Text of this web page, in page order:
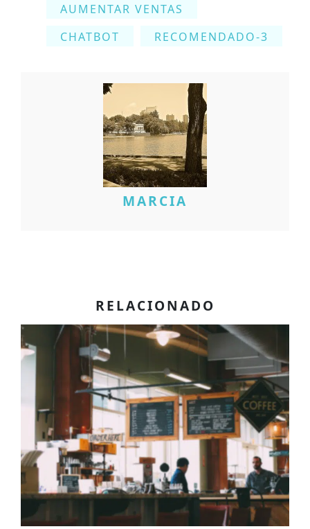
AUMENTAR VENTAS
CHATBOT
RECOMENDADO-3
MARCIA
RELACIONADO